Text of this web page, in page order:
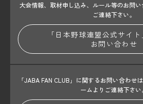
大会情報、取材申し込み、ルール等のお問
ご連絡下さい。
「日本野球連盟公式サイ
お問い合わせ
「JABA FAN CLUB」に関するお問い合わせは
ームよりご連絡下さい